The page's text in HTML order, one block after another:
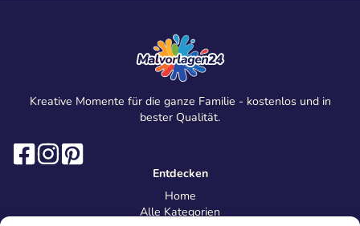
Kreative Momente für die ganze Familie - kostenlos und in
bester Qualität.
Entdecken
Home
Alle Kategorien